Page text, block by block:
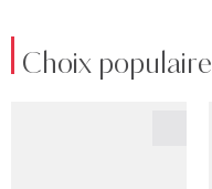
Choix populaire